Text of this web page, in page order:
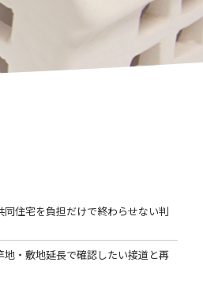
住宅を負担だけで終わらせない判
地・敷地延長で確認したい接道と再